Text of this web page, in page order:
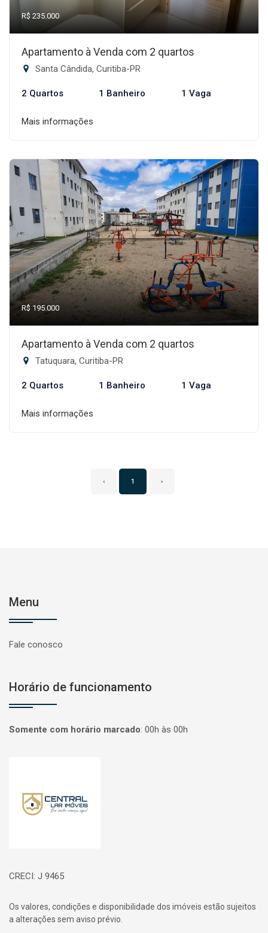
R$ 235.000
Apartamento à Venda com 2 quartos
Santa Cândida, Curitiba-PR
2 Quartos 1 Banheiro 1 Vaga
Mais informações
R$ 195.000
Apartamento à Venda com 2 quartos
Tatuquara, Curitiba-PR
2 Quartos 1 Banheiro 1 Vaga
Mais informações
‹ 1 ›
Menu
Fale conosco
Horário de funcionamento
Somente com horário marcado: 00h às 00h
CRECI: J 9465
Os valores, condições e disponibilidade dos imóveis estão sujeitos
a alterações sem aviso prévio.